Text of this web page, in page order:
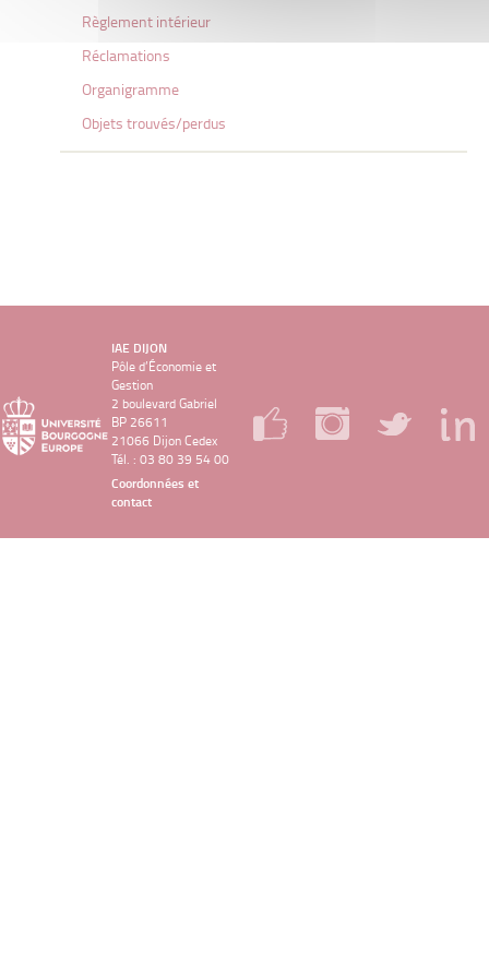
Règlement intérieur
Réclamations
Organigramme
Objets trouvés/perdus
IAE DIJON
Pôle d’Économie et
Gestion
2 boulevard Gabriel
BP 26611
21066 Dijon Cedex
Tél. : 03 80 39 54 00
Coordonnées et
contact